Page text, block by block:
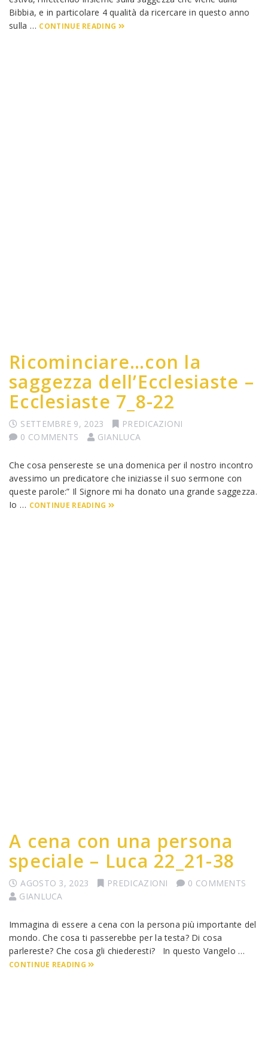
Bibbia, e in particolare 4 qualità da ricercare in questo anno
sulla … CONTINUE READING
Ricominciare…con la
saggezza dell’Ecclesiaste –
Ecclesiaste 7_8-22
SETTEMBRE 9, 2023
PREDICAZIONI
0 COMMENTS
GIANLUCA
Che cosa pensereste se una domenica per il nostro incontro
avessimo un predicatore che iniziasse il suo sermone con
queste parole:” Il Signore mi ha donato una grande saggezza.
Io … CONTINUE READING
A cena con una persona
speciale – Luca 22_21-38
AGOSTO 3, 2023 PREDICAZIONI
0 COMMENTS
GIANLUCA
Immagina di essere a cena con la persona più importante del
mondo. Che cosa ti passerebbe per la testa? Di cosa
parlereste? Che cosa gli chiederesti? In questo Vangelo …
CONTINUE READING